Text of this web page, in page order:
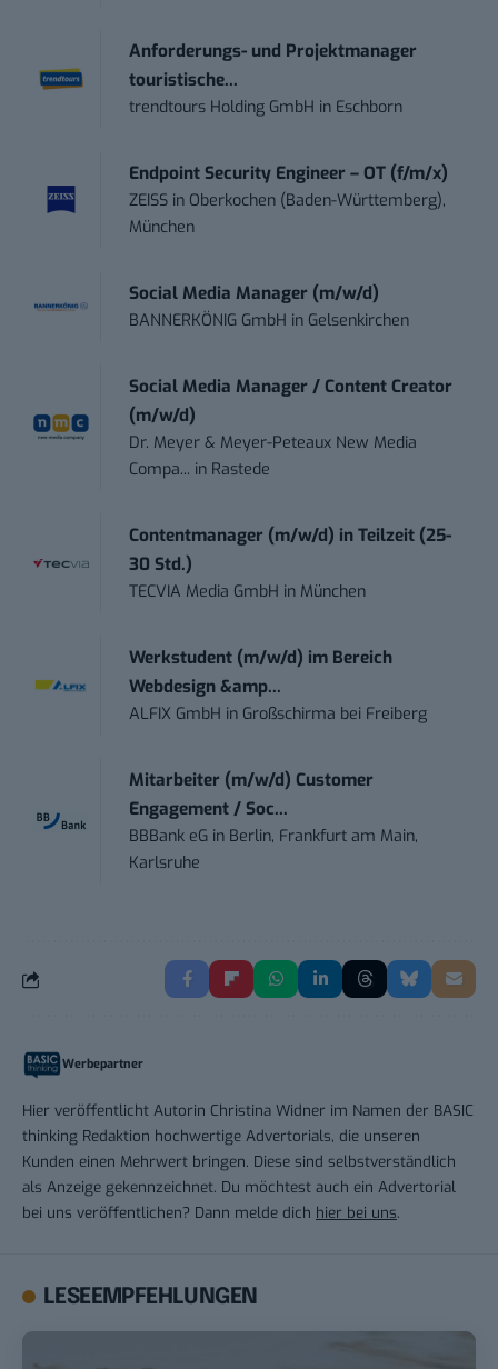
Anforderungs- und Projektmanager
touristische...
trendtours Holding GmbH in Eschborn
Endpoint Security Engineer – OT (f/m/x)
ZEISS in Oberkochen (Baden-Württemberg),
München
Social Media Manager (m/w/d)
BANNERKÖNIG GmbH in Gelsenkirchen
Social Media Manager / Content Creator
(m/w/d)
Dr. Meyer & Meyer-Peteaux New Media
Compa... in Rastede
Contentmanager (m/w/d) in Teilzeit (25-
30 Std.)
TECVIA Media GmbH in München
Werkstudent (m/w/d) im Bereich
Webdesign &amp...
ALFIX GmbH in Großschirma bei Freiberg
Mitarbeiter (m/w/d) Customer
Engagement / Soc...
BBBank eG in Berlin, Frankfurt am Main,
Karlsruhe
Werbepartner
Hier veröffentlicht Autorin Christina Widner im Namen der BASIC
thinking Redaktion hochwertige Advertorials, die unseren
Kunden einen Mehrwert bringen. Diese sind selbstverständlich
als Anzeige gekennzeichnet. Du möchtest auch ein Advertorial
bei uns veröffentlichen? Dann melde dich hier bei uns.
LESEEMPFEHLUNGEN